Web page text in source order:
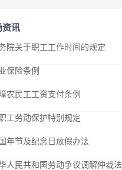
资讯
院关于职工工作时间的规定
保险条例
农民工工资支付条例
工劳动保护特别规定
年节及纪念日放假办法
人民共和国劳动争议调解仲裁法